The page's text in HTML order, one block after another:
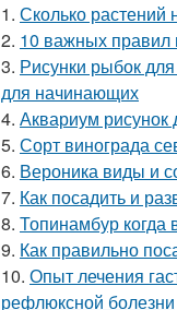
1. Сколько растений
2. 10 важных правил
3. Рисунки рыбок
для начинающих
4. Аквариум
5. Сорт винограда
6. Вероника виды и
7. Как посадить и
8. Топинамбур когда
9. Как правильно
10. Опыт лечения
рефлюксной болезни